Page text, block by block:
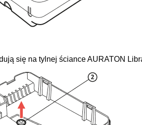
się na tylnej ściance AURATON